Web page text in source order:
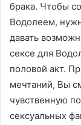
брака. Чтобы
Водолеем,
давать
сексе для
половой акт.
мечтаний, Вы
чувственную
сексуальных